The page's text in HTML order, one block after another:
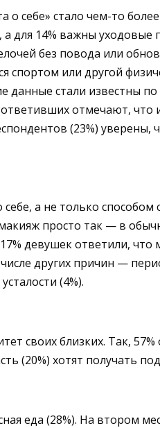
о себе» стало чем-то
для 14% важны
без повода или
спортом или другой
данные стали известны
отмечают,
(23%) уверены,
а не только
просто так — в
девушек ответили,
других причин —
(4%).
своих близких. Так,
(20%) хотят получать
еда (28%). На втором